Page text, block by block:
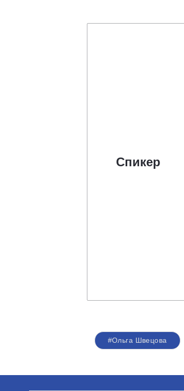
Спикер
#Ольга Швецова